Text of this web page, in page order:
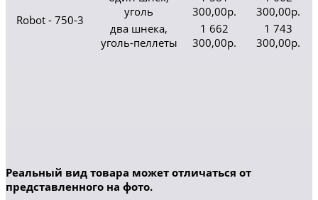
Robot - 750-3
уголь
300,00р.
300,00р.
два шнека,
уголь-пеллеты
1 662
300,00р.
1 743
300,00р.
Реальный вид товара может отличаться от
представленного на фото.